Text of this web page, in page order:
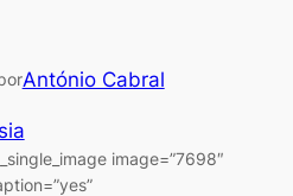
António Cabral
image=”7698″